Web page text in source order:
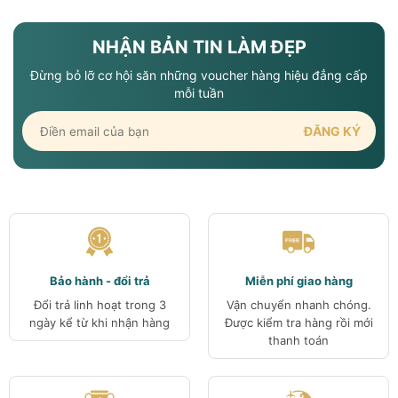
Công dụng vượt trội của Serum Vi Kim Tảo
Biển Exosome Olvia
NHẬN BẢN TIN LÀM ĐẸP
Đừng bỏ lỡ cơ hội săn những voucher hàng hiệu đẳng cấp
mỗi tuần
Bảo hành - đổi trả
Đổi trả linh hoạt trong 3
ngày kể từ khi nhận hàng
Miễn phí giao hàng
Vận chuyển nhanh chóng.
Được kiểm tra hàng rồi mới
thanh toán